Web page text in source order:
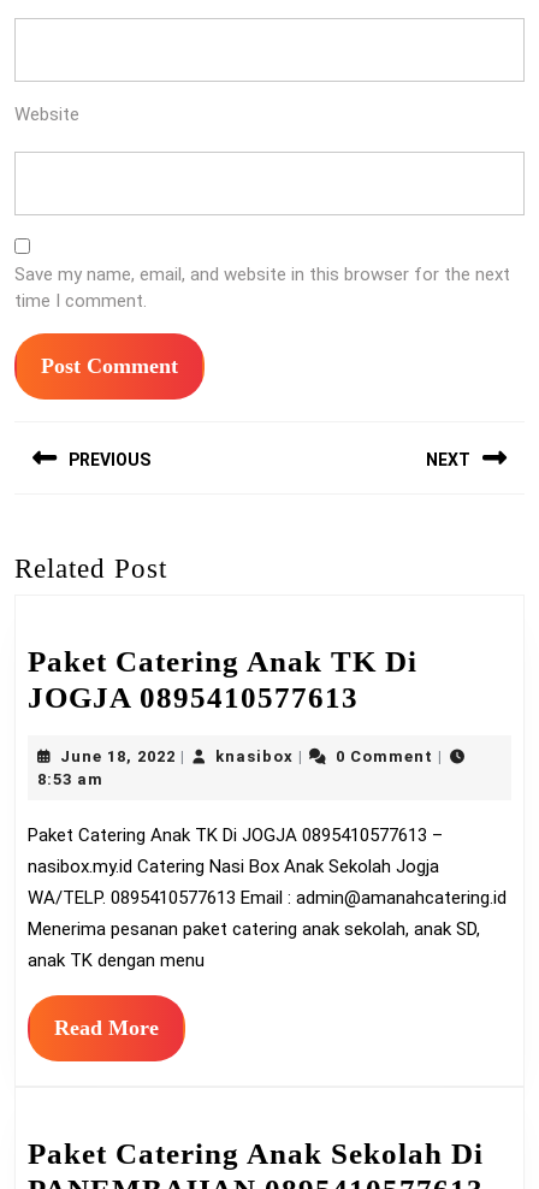
Website
Save my name, email, and website in this browser for the next
time I comment.
navigation
PREVIOUS NEXT
Related Post
Paket Catering Anak TK Di
JOGJA 0895410577613
Anak
Di
JOGJA
June 18, 2022 June knasiboxknasibox0 Comment
8:53 am
Paket Catering Anak TK Di JOGJA 0895410577613 –
nasibox.my.id Catering Nasi Box Anak Sekolah Jogja
WA/TELP. 0895410577613 Email : admin@amanahcatering.id
Menerima pesanan paket catering anak sekolah, anak SD,
anak TK dengan menu
Read MoreRead
More
Paket Catering Anak Sekolah Di